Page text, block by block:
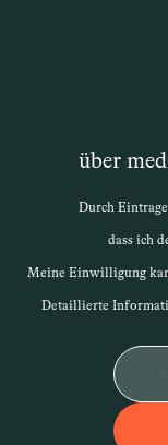
über
Durch
dass ich
Meine Einwilligung
Detaillierte